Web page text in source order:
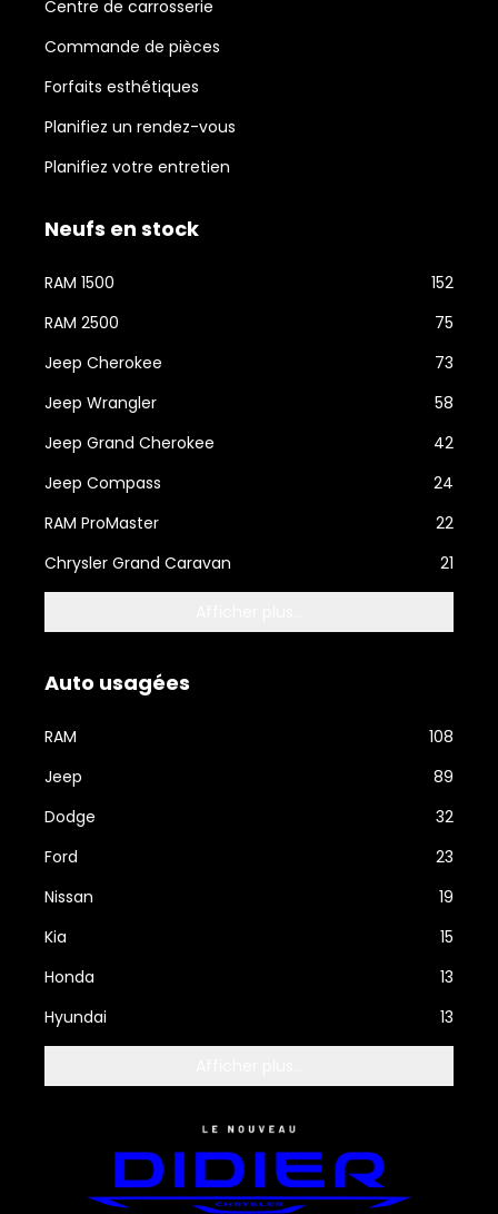
Centre de carrosserie
Commande de pièces
Forfaits esthétiques
Planifiez un rendez-vous
Planifiez votre entretien
Neufs en stock
RAM 1500
152
RAM 2500
75
Jeep Cherokee
73
Jeep Wrangler
58
Jeep Grand Cherokee
42
Jeep Compass
24
RAM ProMaster
22
Chrysler Grand Caravan
21
Auto usagées
RAM
108
Jeep
89
Dodge
32
Ford
23
Nissan
19
Kia
15
Honda
13
Hyundai
13